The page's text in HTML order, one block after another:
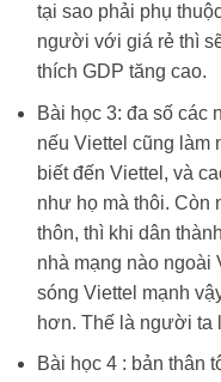
tại sao phải phụ
người với giá rẻ thì
thích GDP tăng cao.
Bài học 3: đa số các
nếu Viettel cũng làm
biết đến Viettel, và
như họ mà thôi. Còn
thôn, thì khi dân
nhà mạng nào ngoài
sóng Viettel mạnh
hơn. Thế là người ta
Bài học 4 : bản thân